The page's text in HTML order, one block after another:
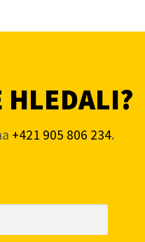
HLEDALI?
+421 905 806 234.